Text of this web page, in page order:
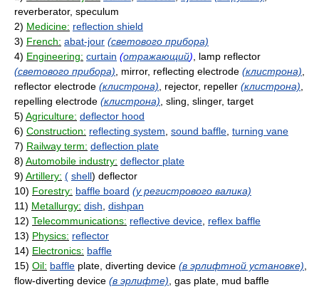
reverberator, speculum
2) Medicine: reflection shield
3) French: abat-jour (светового прибора)
4) Engineering: curtain (отражающий) , lamp reflector
(светового прибора) , mirror, reflecting electrode (клистрона)
reflector electrode (клистрона) , rejector, repeller (клистрона)
repelling electrode (клистрона) , sling, slinger, target
5) Agriculture: deflector hood
6) Construction: reflecting system sound baffle turning vane
7) Railway term: deflection plate
8) Automobile industry: deflector plate
9) Artillery: ( shell) deflector
10) Forestry: baffle board (у регистрового валика)
11) Metallurgy: dish dishpan
12) Telecommunications: reflective device reflex baffle
13) Physics: reflector
14) Electronics: baffle
15) Oil: baffle plate, diverting device (в эрлифтной установке)
flow-diverting device (в эрлифте) , gas plate, mud baffle